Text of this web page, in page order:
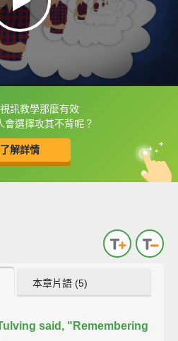
訊教學那麼有效
會選擇攻其不背呢？
了解詳情
幕可以直接查字典喔！
中
英
本章片語 (5)
said, "Remembering